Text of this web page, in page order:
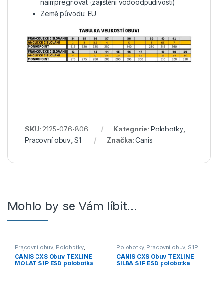
naimpregnovat (zajištění vodoodpudivosti)
Země původu: EU
SKU: 2125-076-806 Kategorie: Polobotky,
Pracovní obuv S1 Značka:Canis
Mohlo by se Vám líbit…
Pracovní obuv, Polobotky,
S3/S1P
CANIS CXS Obuv TEXLINE
MOLAT S1P ESD polobotka
Polobotky, Pracovní obuv, S1P
CANIS CXS Obuv TEXLINE
SILBA S1P ESD polobotka